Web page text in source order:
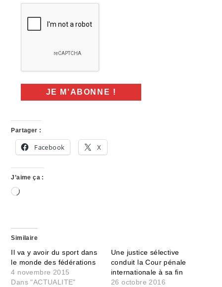
Partager :
Facebook X
J’aime ça :
Chargement…
Similaire
Il va y avoir du sport dans
le monde des fédérations
4 novembre 2015
Dans "ACTUALITE"
Une justice sélective
conduit la Cour pénale
internationale à sa fin
26 octobre 2016